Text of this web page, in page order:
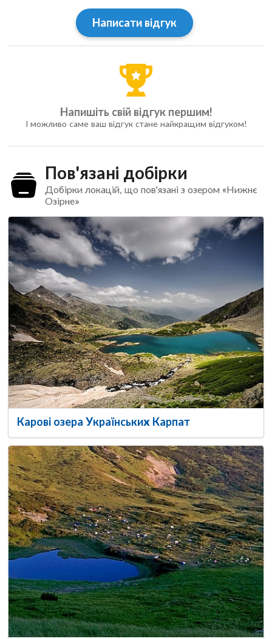
Написати відгук
Напишіть свій відгук першим!
І можливо саме ваш відгук стане найкращим відгуком!
Пов'язані добірки
Добірки локацій, що пов'язані з озером «Нижнє
Озірне»
Карові озера Українських Карпат